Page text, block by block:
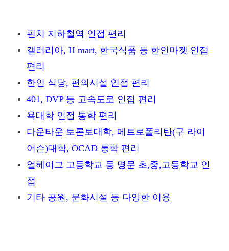
핀치 지하철역 인접 편리
갤러리아, H mart, 한국식품 등 한인마켓 인접
편리
한인 식당, 편의시설 인접 편리
401, DVP 등 고속도로 인접 편리
욕대학 인접 통학 편리
다운타운 토론토대학, 메트로폴리탄(구 라이
어슨)대학, OCAD 통학 편리
얼헤이그 고등학교 등 명문 초,중,고등학교 인
접
기타 공원, 문화시설 등 다양한 이용